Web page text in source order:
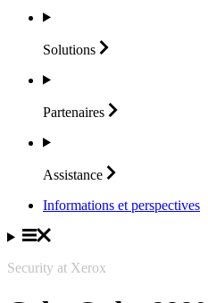
Solutions
Partenaires
Assistance
Informations et perspectives
Security at Xerox